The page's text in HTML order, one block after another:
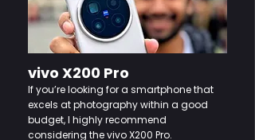
vivo X200 Pro
If you’re looking for a smartphone that
excels at photography within a good
budget, I highly recommend
considering the vivo X200 Pro.